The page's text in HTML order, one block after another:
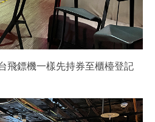
飛鏢機一樣先持券至櫃檯登記